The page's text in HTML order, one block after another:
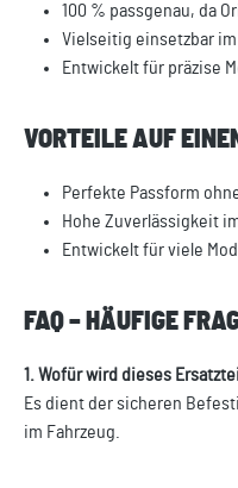
100 % passgenau, da
Vielseitig einsetzbar
Entwickelt für präzise
VORTEILE AUF
Perfekte Passform
Hohe Zuverlässigkeit
Entwickelt für viele
FAQ – HÄUFIGE
1. Wofür wird dieses
Es dient der sicheren
im Fahrzeug.